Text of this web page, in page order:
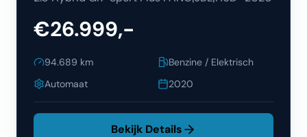
€26.999,-
94.689 km
Benzine / Elektrisch
Automaat
2020
Bekijk Details